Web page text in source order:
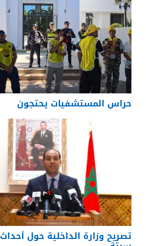
حراس المستشفيات يحتجون
تصريح وزارة الداخلية حول أحداث